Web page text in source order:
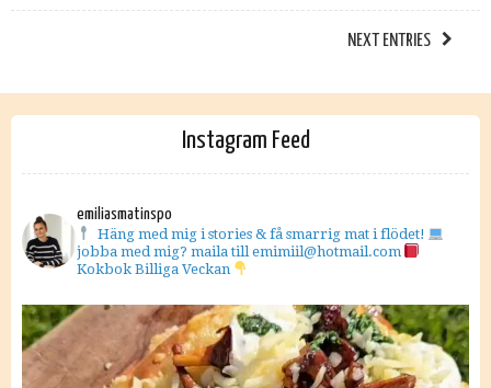
NEXT ENTRIES
Instagram Feed
emiliasmatinspo
Häng med mig i stories & få smarrig mat i flödet!
jobba med mig? maila till emimiil@hotmail.com
Kokbok Billiga Veckan